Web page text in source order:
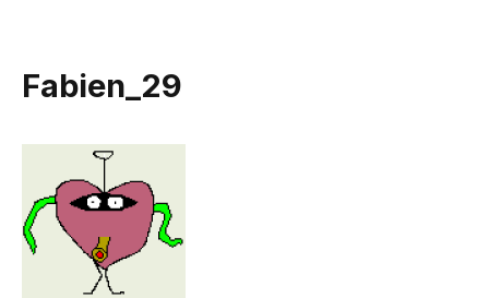
Fabien_29